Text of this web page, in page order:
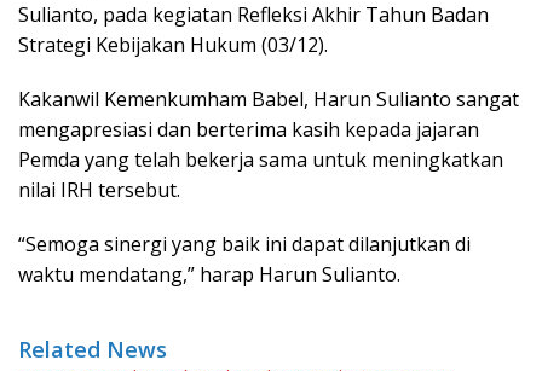
Sulianto, pada kegiatan Refleksi Akhir Tahun Badan
Strategi Kebijakan Hukum (03/12).
Kakanwil Kemenkumham Babel, Harun Sulianto sangat
mengapresiasi dan berterima kasih kepada jajaran
Pemda yang telah bekerja sama untuk meningkatkan
nilai IRH tersebut.
“Semoga sinergi yang baik ini dapat dilanjutkan di
waktu mendatang,” harap Harun Sulianto.
Related News